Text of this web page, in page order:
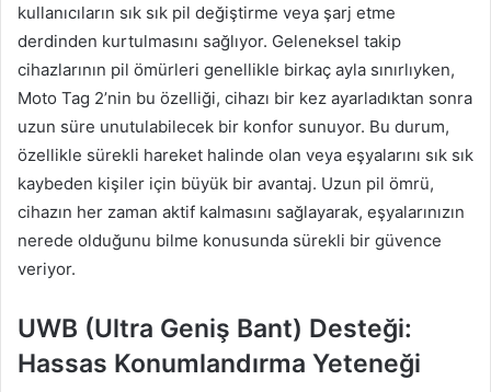
kullanıcıların sık sık pil değiştirme veya şarj etme
derdinden kurtulmasını sağlıyor. Geleneksel takip
cihazlarının pil ömürleri genellikle birkaç ayla sınırlıyken,
Moto Tag 2’nin bu özelliği, cihazı bir kez ayarladıktan sonra
uzun süre unutulabilecek bir konfor sunuyor. Bu durum,
özellikle sürekli hareket halinde olan veya eşyalarını sık sık
kaybeden kişiler için büyük bir avantaj. Uzun pil ömrü,
cihazın her zaman aktif kalmasını sağlayarak, eşyalarınızın
nerede olduğunu bilme konusunda sürekli bir güvence
veriyor.
UWB (Ultra Geniş Bant) Desteği:
Hassas Konumlandırma Yeteneği